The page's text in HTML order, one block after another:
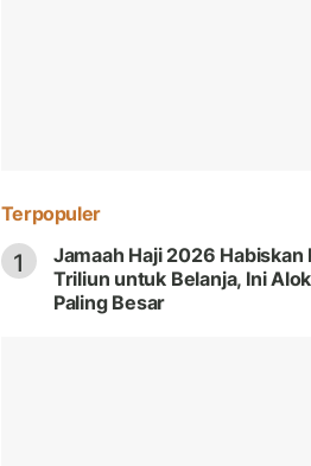
Terpopuler
1
Jamaah Haji 2026 Habiskan
Triliun untuk Belanja, Ini
Paling Besar